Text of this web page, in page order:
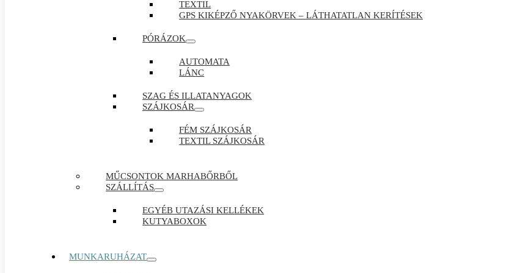
TEXTIL
GPS KIKÉPZŐ NYAKÖRVEK – LÁTHATATLAN KERÍTÉSEK
PÓRÁZOK
AUTOMATA
LÁNC
SZAG ÉS ILLATANYAGOK
SZÁJKOSÁR
FÉM SZÁJKOSÁR
TEXTIL SZÁJKOSÁR
MŰCSONTOK MARHABŐRBŐL
SZÁLLÍTÁS
EGYÉB UTAZÁSI KELLÉKEK
KUTYABOXOK
MUNKARUHÁZAT